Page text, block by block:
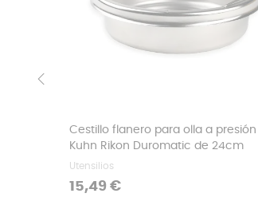
Cestillo flanero para olla a presión
Kuhn Rikon Duromatic de 24cm
Utensilios
Precio
15,49 €